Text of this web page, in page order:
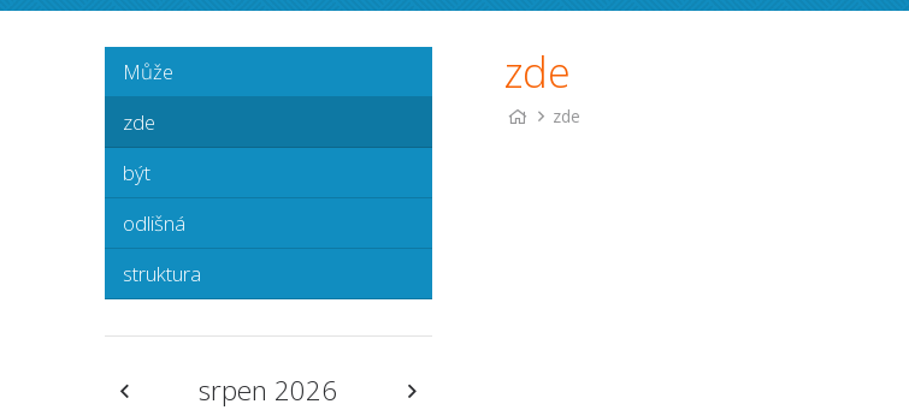
zde
zde
Může
zde
být
odlišná
struktura
srpen 2026